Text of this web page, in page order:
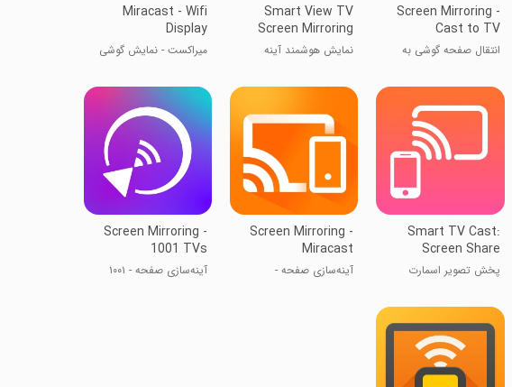
Screen Mirroring -
Cast to TV
انتقال صفحه گوشی به
Smart View TV
Screen Mirroring
نمایش هوشمند آینه
Miracast - Wifi
Display
میراکست - نمایش گوشی
Smart TV Cast:
Screen Share
پخش تصویر اسمارت
Screen Mirroring -
Miracast
آینه‌سازی صفحه -
Screen Mirroring -
1001 TVs
آینه‌سازی صفحه - ۱۰۰۱